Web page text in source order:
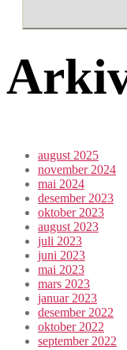
august 2025
november 2024
mai 2024
desember 2023
oktober 2023
august 2023
juli 2023
juni 2023
mai 2023
mars 2023
januar 2023
desember 2022
oktober 2022
september 2022